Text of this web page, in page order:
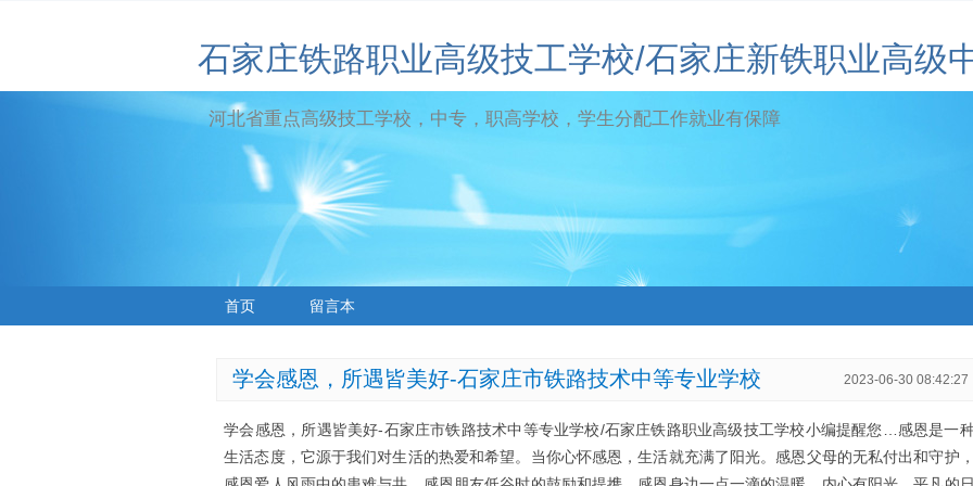
石家庄铁路职业高级技工学校/石家庄新铁职业高级
河北省重点高级技工学校，中专，职高学校，学生分配工作就业有保障
首页 留言本
学会感恩，所遇皆美好-石家庄市铁路技术中等专业学校 2023-06-30 08:42:27
学会感恩，所遇皆美好-石家庄市铁路技术中等专业学校/石家庄铁路职业高级技工学校小编提醒您…感恩是一
生活态度，它源于我们对生活的热爱和希望。当你心怀感恩，生活就充满了阳光。感恩父母的无私付出和守护